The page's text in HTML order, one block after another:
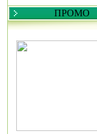
ПРОМО